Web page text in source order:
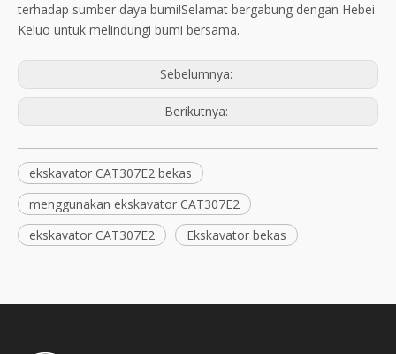
terhadap sumber daya bumi!Selamat bergabung dengan Hebei
Keluo untuk melindungi bumi bersama.
Sebelumnya:
Berikutnya:
ekskavator CAT307E2 bekas
menggunakan ekskavator CAT307E2
ekskavator CAT307E2
Ekskavator bekas